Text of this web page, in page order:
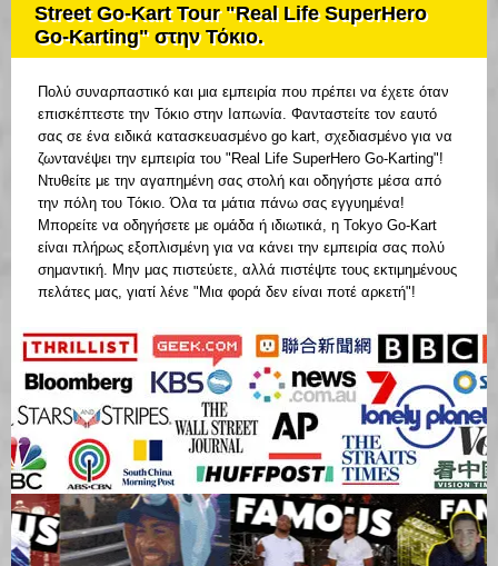
Street Go-Kart Tour "Real Life SuperHero
Go-Karting" στην Τόκιο.
Πολύ συναρπαστικό και μια εμπειρία που πρέπει να έχετε όταν
επισκέπτεστε την Τόκιο στην Ιαπωνία. Φανταστείτε τον εαυτό
σας σε ένα ειδικά κατασκευασμένο go kart, σχεδιασμένο για να
ζωντανέψει την εμπειρία του "Real Life SuperHero Go-Karting"!
Ντυθείτε με την αγαπημένη σας στολή και οδηγήστε μέσα από
την πόλη του Τόκιο. Όλα τα μάτια πάνω σας εγγυημένα!
Μπορείτε να οδηγήσετε με ομάδα ή ιδιωτικά, η Tokyo Go-Kart
είναι πλήρως εξοπλισμένη για να κάνει την εμπειρία σας πολύ
σημαντική. Μην μας πιστεύετε, αλλά πιστέψτε τους εκτιμημένους
πελάτες μας, γιατί λένε "Μια φορά δεν είναι ποτέ αρκετή"!